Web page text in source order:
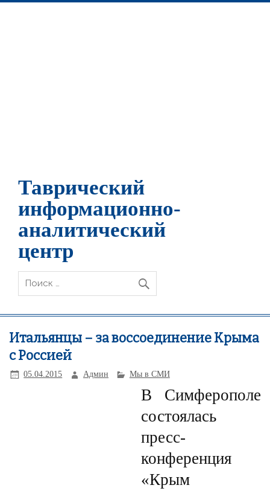
Таврический
информационно-
аналитический
центр
Итальянцы – за воссоединение Крыма
с Россией
05.04.2015 Админ Мы в СМИ
В Симферополе
состоялась
пресс-
конференция
«Крым